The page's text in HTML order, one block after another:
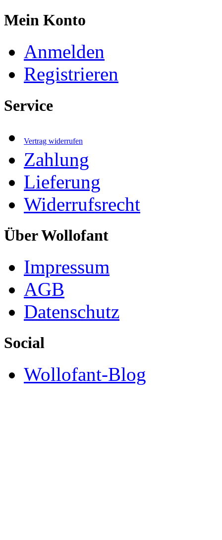
Mein Konto
Anmelden
Registrieren
Service
Vertrag widerrufen
Zahlung
Lieferung
Widerrufsrecht
Über Wollofant
Impressum
AGB
Datenschutz
Social
Wollofant-Blog